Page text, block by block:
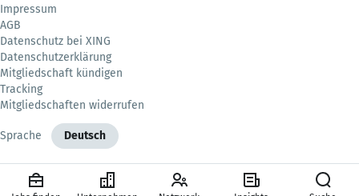
Impressum
AGB
Datenschutz bei XING
Datenschutzerklärung
Mitgliedschaft kündigen
Tracking
Mitgliedschaften widerrufen
Sprache Deutsch